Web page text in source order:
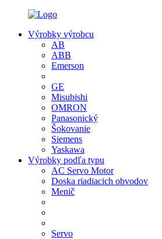
Výrobky výrobcu
AB
ABB
Emerson
GE
Misubishi
OMRON
Panasonický
Šokovanie
Siemens
Yaskawa
Výrobky podľa typu
AC Servo Motor
Doska riadiacich obvodov
Menič
Servo